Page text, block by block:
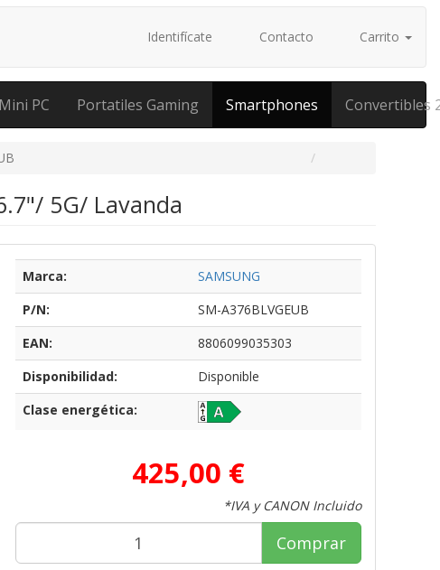
Identifícate Contacto Carrito
Mini PC Portatiles Gaming Smartphones Convertibles
5G/ Lavanda
Marca:
SAMSUNG
P/N:
SM-A376BLVGEUB
EAN:
8806099035303
Disponibilidad:
Disponible
Clase energética:
425,00 €
*IVA y CANON Incluido
Comprar